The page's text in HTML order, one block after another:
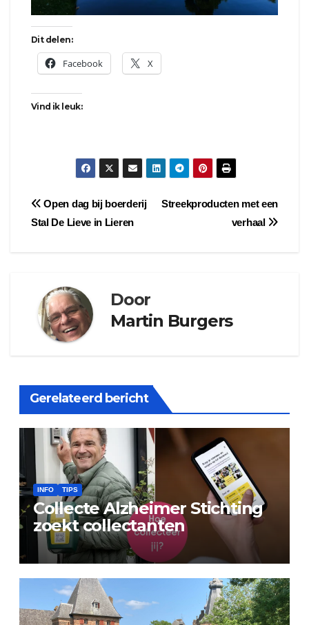
Dit delen:
Facebook X
Vind ik leuk:
Bericht
Streekproducten met een
verhaal
Open dag bij boerderij
Stal De Lieve in Lieren
Door
Martin Burgers
Gerelateerd bericht
INFO TIPS
Collecte Alzheimer Stichting
zoekt collectanten